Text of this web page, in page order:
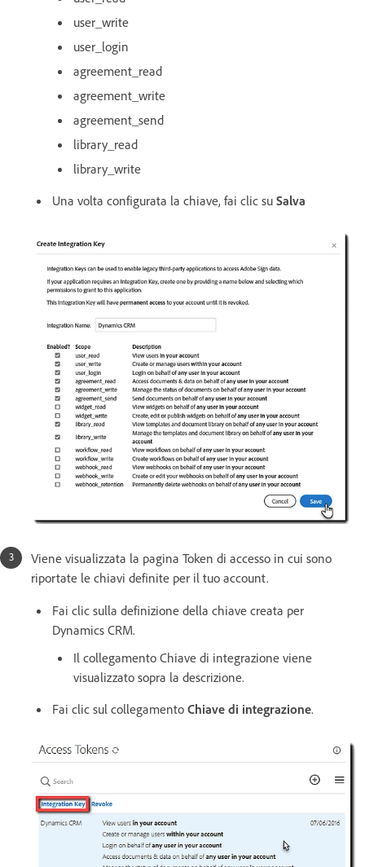
user_write
user_login
agreement_read
agreement_write
agreement_send
library_read
library_write
Una volta configurata la chiave, fai clic su Salva
Viene visualizzata la pagina Token di accesso in cui sono
riportate le chiavi definite per il tuo account.
Fai clic sulla definizione della chiave creata per
Dynamics CRM.
Il collegamento Chiave di integrazione viene
visualizzato sopra la descrizione.
Fai clic sul collegamento Chiave di integrazione.